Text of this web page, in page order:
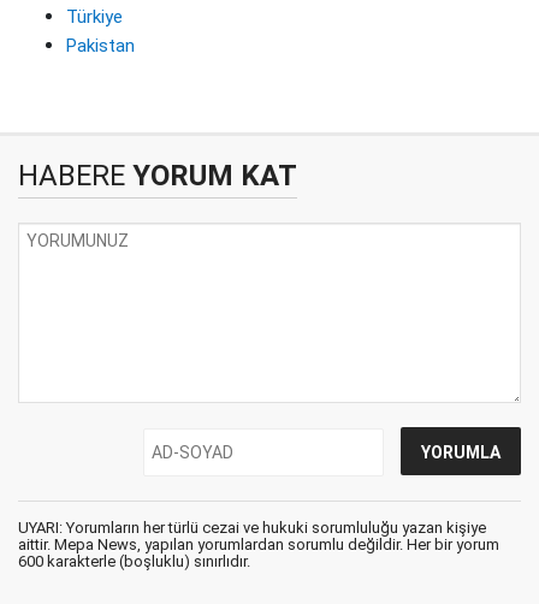
Türkiye
Pakistan
HABERE YORUM KAT
UYARI: Yorumların her türlü cezai ve hukuki sorumluluğu yazan kişiye
aittir. Mepa News, yapılan yorumlardan sorumlu değildir. Her bir yorum
600 karakterle (boşluklu) sınırlıdır.